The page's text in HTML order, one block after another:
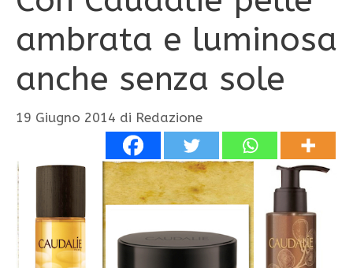
ambrata e luminosa
anche senza sole
19 Giugno 2014 di Redazione